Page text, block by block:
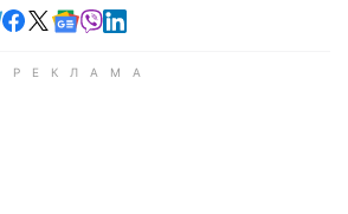
Читайте в Telegram
Читайте в Facebook
Читайте в X
Читайте в Google news
Читайте в Viber
Читайте в LinkedIn